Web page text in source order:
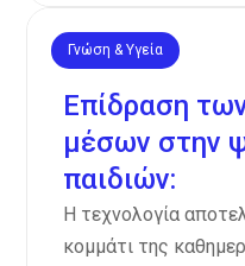
Γνώση & Υγεία
Επίδραση
μέσων στην
παιδιών:
Η τεχνολογία
κομμάτι της
Νοέ 12, 2024